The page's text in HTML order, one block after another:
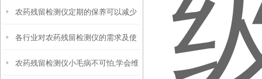
农药残留检测仪定期的保养可以减少
不必要的损失
各行业对农药残留检测仪的需求及使
用情况了解
农药残留检测仪小毛病不可怕,学会维